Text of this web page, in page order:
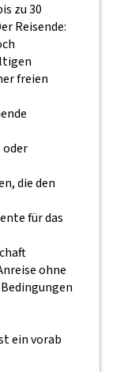
zu 30
Reisende:
freien
oder
die den
für das
ohne
ein vorab